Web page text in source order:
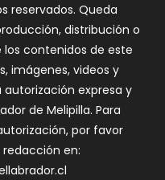
reservados. Queda
distribución o
contenidos de este
imágenes, videos y
expresa y
de Melipilla. Para
por favor
en: